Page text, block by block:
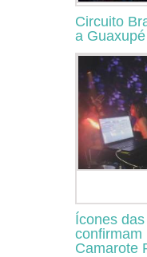
Circuito
a
Ícones
confirmam
Camarote